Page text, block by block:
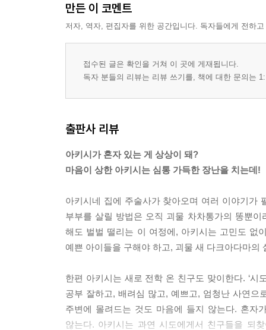
만든 이 코멘트
저자, 역자, 편집자를 위한 공간입니다. 독자들에게 전하
접수된 글은 확인을 거쳐 이 곳에 게재됩니다.
독자 분들의 리뷰는 리뷰 쓰기를, 책에 대한 문의는
출판사 리뷰
아키시가 혼자 있는 게 상상이 돼?
마음이 상한 아키시는 심통 가득한 장난을 치는데!
아키시네 집에 주술사가 찾아오며 여러 이야기가
부부를 살릴 방법은 오직 괴물 차차통가의 똥뿐
해도 벌벌 떨리는 이 여정에, 아키시는 고민도 없
예쁜 아이들을 구해야 하고, 괴물 새 다크아다마의
한편 아키시는 새로 전학 온 친구도 맞이한다. ‘시
공부 잘하고, 배려심 많고, 예쁘고, 엄청난 사연
주변에 몰려드는 것도 마음에 들지 않는다. 혼자
않는다. 아키시는 과연 시도에게서 친구들을 되